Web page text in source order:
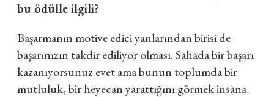
bu ödülle ilgili?
Başarmanın motive edici yanlarından birisi de
başarınızın takdir ediliyor olması. Sahada bir başarı
kazanıyorsunuz evet ama bunun toplumda bir
mutluluk, bir heyecan yarattığını görmek insana